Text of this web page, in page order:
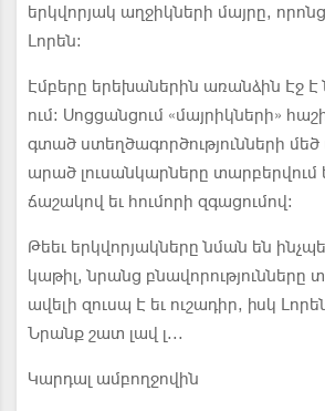
երկվորյակ աղջիկների մայրը,
Լորեն:
Էմբերը երեխաներին առանձին Էջ Է
ում: Սոցցանցում «մայրիկների»
գտած ստեղծագործությունների
արած լուսանկարները տարբերվում
ճաշակով եւ հումորի զգացումով:
Թեեւ երկվորյակները նման են
կաթիլ, նրանց բնավորությունները
ավելի զուսպ Է եւ ուշադիր, իսկ
Նրանք շատ լավ լ...
Կարդալ ամբողջովին